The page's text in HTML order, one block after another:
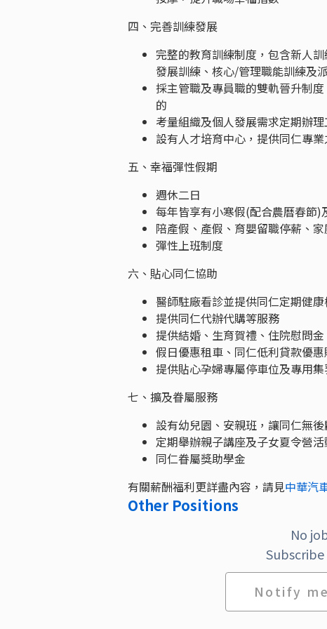
四、完善訓練發展
完整的教育訓練制度，包含新人
發展訓練、核心/管理職能訓練及
採主管職及專員職的雙軌晉升制
的
考量組織及個人發展需求定期辦
設有人才培育中心，提供同仁專
五、幸福彈性假期
週休二日
每年皆享有小寒假(配合農曆春節
陪產假、產假、育嬰留職停薪、
彈性上班制度
六、貼心同仁協助
醫師駐廠看診並提供同仁定期健
提供同仁代辦代購等服務
提供結婚、生育賀禮、住院慰問
假日優惠租車、同仁低利貸款優
提供貼心孕婦專屬停車位及專用
七、擴及眷屬服務
設有幼兒園、安親班，讓同仁無
定期舉辦親子講座及子女夏令營活
同仁眷屬獎助學金
有關薪酬福利更詳盡內容，請見中華汽
Other Positions
No
Notify